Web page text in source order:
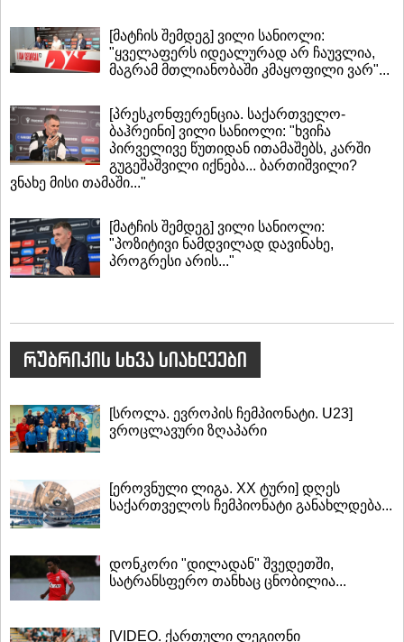
[მატჩის შემდეგ] ვილი სანიოლი:
"ყველაფერს იდეალურად არ ჩაუვლია,
მაგრამ მთლიანობაში კმაყოფილი ვარ"...
[პრესკონფერენცია. საქართველო-
ბაჰრეინი] ვილი სანიოლი: "ხვიჩა
პირველივე წუთიდან ითამაშებს, კარში
გუგეშაშვილი იქნება... ბართიშვილი?
ვნახე მისი თამაში..."
[მატჩის შემდეგ] ვილი სანიოლი:
"პოზიტივი ნამდვილად დავინახე,
პროგრესი არის..."
რუბრიკის სხვა სიახლეები
[სროლა. ევროპის ჩემპიონატი. U23]
ვროცლავური ზღაპარი
[ეროვნული ლიგა. XX ტური] დღეს
საქართველოს ჩემპიონატი განახლდება...
დონკორი "დილადან" შვედეთში,
სატრანსფერო თანხაც ცნობილია...
[VIDEO. ქართული ლეგიონი